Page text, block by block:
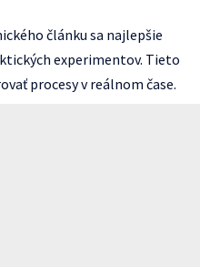
článku sa najlepšie
experimentov. Tieto
procesy v reálnom čase.